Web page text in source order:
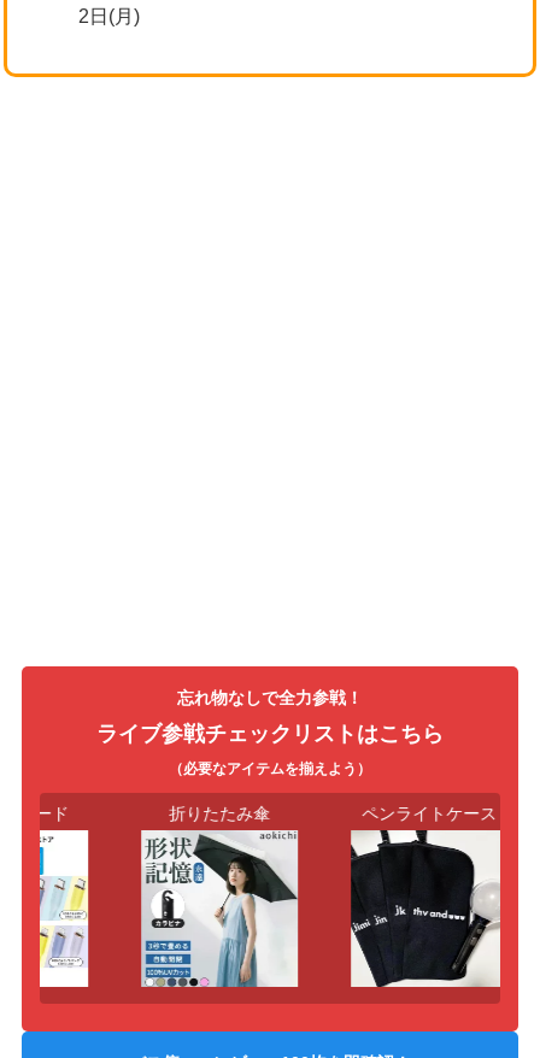
2日(月)
忘れ物なしで全力参戦！
ライブ参戦チェックリストはこちら
（必要なアイテムを揃えよう）
ード 折りたたみ傘 ペンライトケース